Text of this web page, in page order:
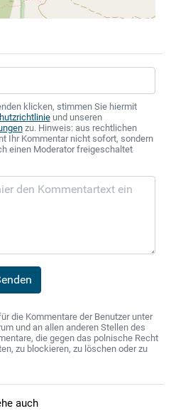
klicken, stimmen Sie hiermit
und unseren
zu. Hinweis: aus rechtlichen
Ihr Kommentar nicht sofort, sondern
einen Moderator freigeschaltet
die Kommentare der Benutzer unter
und an allen anderen Stellen des
die gegen das polnische Recht
zu blockieren, zu löschen oder zu
auch